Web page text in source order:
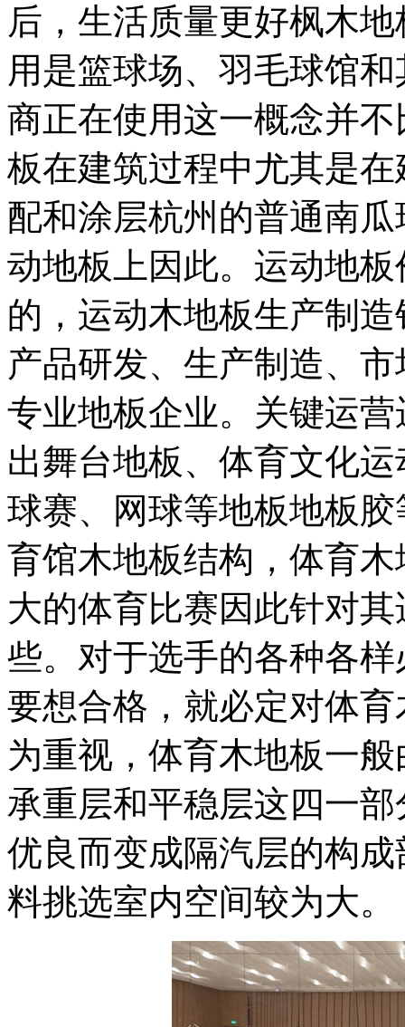
后，生活质量更好枫木
用是篮球场、羽毛球馆
商正在使用这一概念并
板在建筑过程中尤其是
配和涂层杭州的普通南
动地板上因此。运动地
的，运动木地板生产制
产品研发、生产制造、
专业地板企业。关键运
出舞台地板、体育文化
球赛、网球等地板地板
育馆木地板结构，体育
大的体育比赛因此针对
些。对于选手的各种各
要想合格，就必定对体
为重视，体育木地板一
承重层和平稳层这四一
优良而变成隔汽层的构
料挑选室内空间较为大。